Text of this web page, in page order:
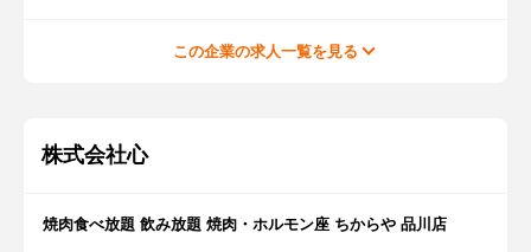
この企業の求人一覧を見る
株式会社心
焼肉食べ放題 飲み放題 焼肉・ホルモン座 ちからや 品川店